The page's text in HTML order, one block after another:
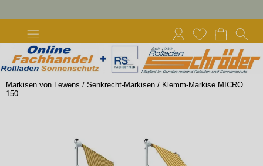
Markisen von Lewens / Senkrecht-Markisen / Klemm-Markise MICRO
150